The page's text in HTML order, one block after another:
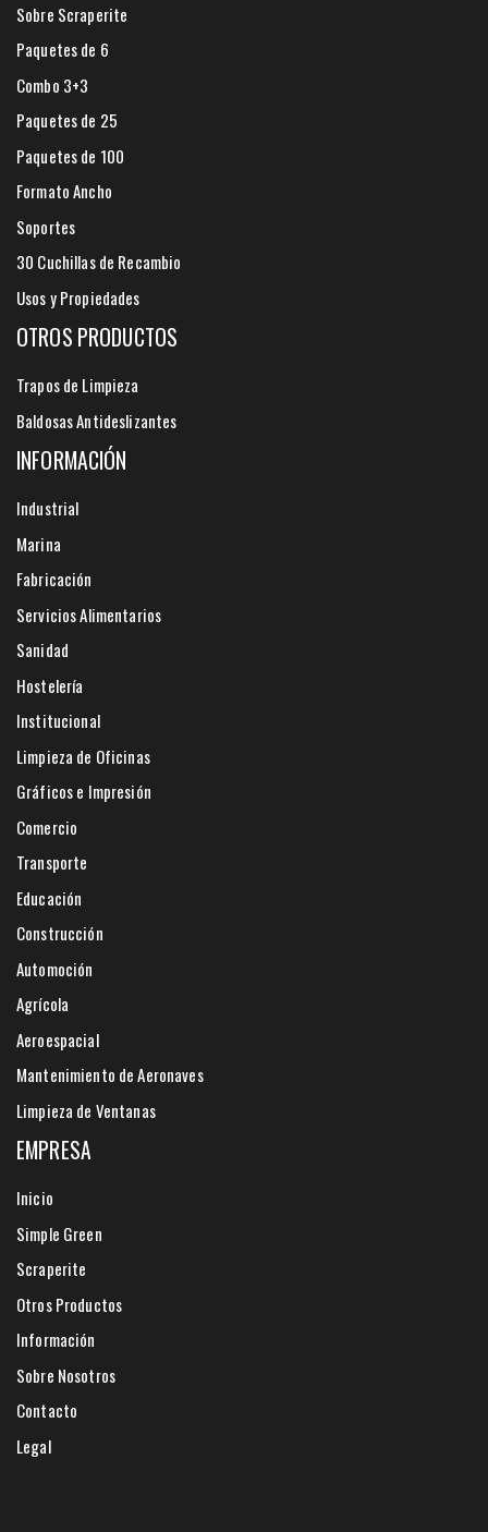
Sobre Scraperite
Paquetes de 6
Combo 3+3
Paquetes de 25
Paquetes de 100
Formato Ancho
Soportes
30 Cuchillas de Recambio
Usos y Propiedades
OTROS PRODUCTOS
Trapos de Limpieza
Baldosas Antideslizantes
INFORMACIÓN
Industrial
Marina
Fabricación
Servicios Alimentarios
Sanidad
Hostelería
Institucional
Limpieza de Oficinas
Gráficos e Impresión
Comercio
Transporte
Educación
Construcción
Automoción
Agrícola
Aeroespacial
Mantenimiento de Aeronaves
Limpieza de Ventanas
EMPRESA
Inicio
Simple Green
Scraperite
Otros Productos
Información
Sobre Nosotros
Contacto
Legal